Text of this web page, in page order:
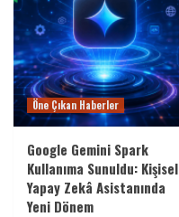
Öne Çıkan Haberler
Google Gemini Spark
Kullanıma Sunuldu: Kişisel
Yapay Zekâ Asistanında
Yeni Dönem